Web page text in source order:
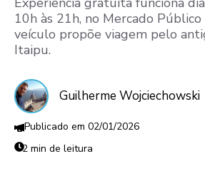
10h às 21h, no Mercado Público
veículo propõe viagem pelo
Itaipu.
Guilherme Wojciechowski
02/01/2026
2 min de leitura